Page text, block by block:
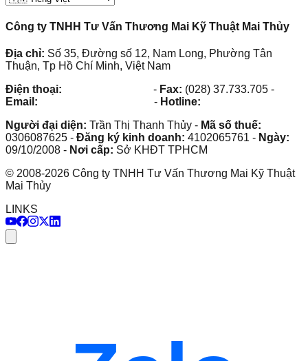
Công ty TNHH Tư Vấn Thương Mai Kỹ Thuật Mai Thủy
Địa chỉ: Số 35, Đường số 12, Nam Long, Phường Tân
Thuận, Tp Hồ Chí Minh, Việt Nam
Điện thoại:
- Fax: (028) 37.733.705 -
Email:
- Hotline:
Người đại diện: Trần Thị Thanh Thủy - Mã số thuế:
0306087625 - Đăng ký kinh doanh: 4102065761 - Ngày:
09/10/2008 - Nơi cấp: Sở KHĐT TPHCM
© 2008-2026 Công ty TNHH Tư Vấn Thương Mai Kỹ Thuật
Mai Thủy
LINKS